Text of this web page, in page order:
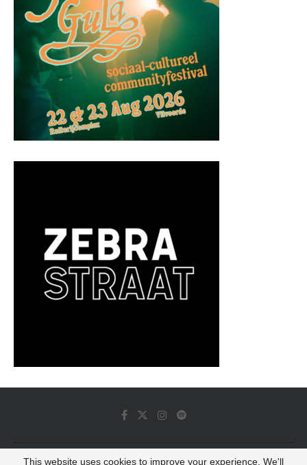
© 2022 - Luminous Dash All Rights Reserved
This website uses cookies to improve your experience. We'll